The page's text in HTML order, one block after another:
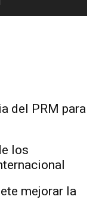
del PRM para
los
mejorar la